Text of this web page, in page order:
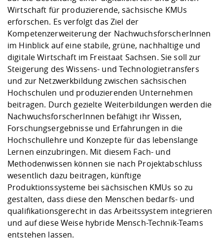
Wirtschaft für produzierende, sächsische KMUs
erforschen. Es verfolgt das Ziel der
Kompetenzerweiterung der NachwuchsforscherInnen
im Hinblick auf eine stabile, grüne, nachhaltige und
digitale Wirtschaft im Freistaat Sachsen. Sie soll zur
Steigerung des Wissens- und Technologietransfers
und zur Netzwerkbildung zwischen sächsischen
Hochschulen und produzierenden Unternehmen
beitragen. Durch gezielte Weiterbildungen werden die
NachwuchsforscherInnen befähigt ihr Wissen,
Forschungsergebnisse und Erfahrungen in die
Hochschullehre und Konzepte für das lebenslange
Lernen einzubringen. Mit diesem Fach- und
Methodenwissen können sie nach Projektabschluss
wesentlich dazu beitragen, künftige
Produktionssysteme bei sächsischen KMUs so zu
gestalten, dass diese den Menschen bedarfs- und
qualifikationsgerecht in das Arbeitssystem integrieren
und auf diese Weise hybride Mensch-Technik-Teams
entstehen lassen.